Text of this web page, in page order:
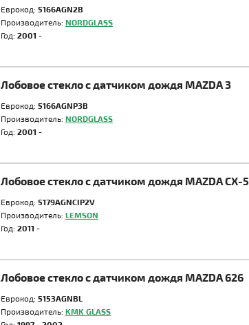
Еврокод: 5166AGN2B
Производитель: NORDGLASS
Год: 2001 -
Лобовое стекло с датчиком дождя MAZDA 3
Еврокод: 5166AGNP3B
Производитель: NORDGLASS
Год: 2001 -
Лобовое стекло с датчиком дождя MAZDA CX-5
Еврокод: 5179AGNCIP2V
Производитель: LEMSON
Год: 2011 -
Лобовое стекло с датчиком дождя MAZDA 626
Еврокод: 5153AGNBL
Производитель: KMK GLASS